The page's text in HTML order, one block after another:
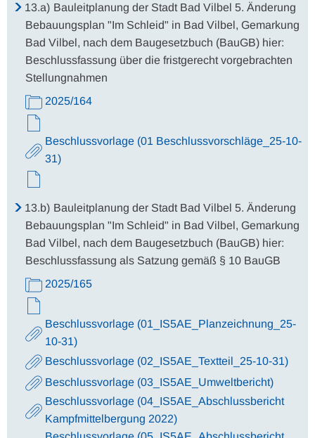
13.a) Bauleitplanung der Stadt Bad Vilbel 5. Änderung
Bebauungsplan "Im Schleid" in Bad Vilbel, Gemarkung
Bad Vilbel, nach dem Baugesetzbuch (BauGB) hier:
Beschlussfassung über die fristgerecht vorgebrachten
Stellungnahmen
2025/164
Beschlussvorlage (01 Beschlussvorschläge_25-10-
31)
13.b) Bauleitplanung der Stadt Bad Vilbel 5. Änderung
Bebauungsplan "Im Schleid" in Bad Vilbel, Gemarkung
Bad Vilbel, nach dem Baugesetzbuch (BauGB) hier:
Beschlussfassung als Satzung gemäß § 10 BauGB
2025/165
Beschlussvorlage (01_IS5AE_Planzeichnung_25-
10-31)
Beschlussvorlage (02_IS5AE_Textteil_25-10-31)
Beschlussvorlage (03_IS5AE_Umweltbericht)
Beschlussvorlage (04_IS5AE_Abschlussbericht
Kampfmittelbergung 2022)